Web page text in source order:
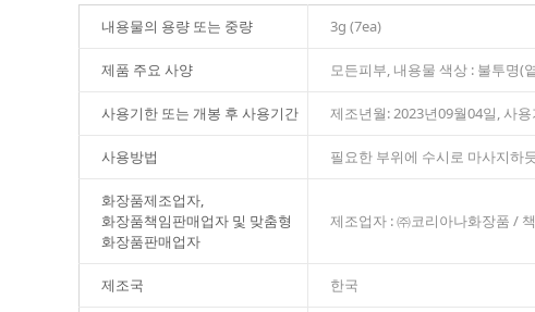
내용물의 용량 또는 중량 3g (7ea)
제품 주요 사양 모든피부, 내용물 색상 : 불투명(
사용기한 또는 개봉 후 사용기간 제조년월: 2023년09월04일, 사
사용방법 필요한 부위에 수시로 마사지하
화장품제조업자,
화장품책임판매업자 및 맞춤형
화장품판매업자
제조업자 : ㈜코리아나화장품 /
제조국 한국